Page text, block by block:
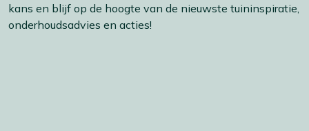
kans en blijf op de hoogte van de nieuwste tuininspiratie,
onderhoudsadvies en acties!